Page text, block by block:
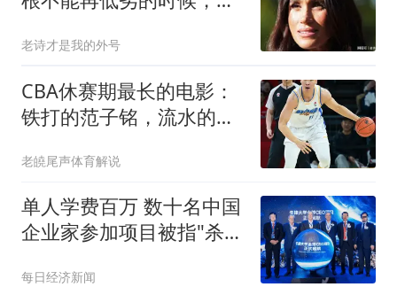
老诗才是我的外号
CBA休赛期最长的电影：
铁打的范子铭，流水的交
老皢尾声体育解说
单人学费百万 数十名中国
企业家参加项目被指"杀猪
每日经济新闻